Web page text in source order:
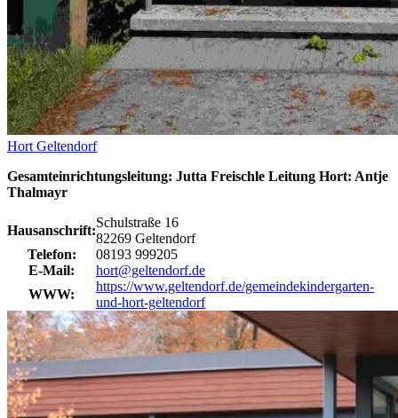
Hort Geltendorf
Gesamteinrichtungsleitung: Jutta Freischle Leitung Hort: Antje
Thalmayr
Hausanschrift:
Schulstraße 16
82269 Geltendorf
Telefon:
08193 999205
E-Mail:
hort@geltendorf.de
WWW:
https://www.geltendorf.de/gemeindekindergarten-
und-hort-geltendorf